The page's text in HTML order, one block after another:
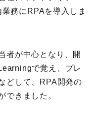
務にRPAを導入しま
者が中心となり、開
で覚え、プレ
どして、RPA開発の
できました。